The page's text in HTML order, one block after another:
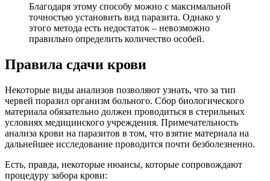
Благодаря этому способу можно с максимальной
точностью установить вид паразита. Однако у
этого метода есть недостаток – невозможно
правильно определить количество особей.
Правила сдачи крови
Некоторые виды анализов позволяют узнать, что за тип
червей поразил организм больного. Сбор биологического
материала обязательно должен проводиться в стерильных
условиях медицинского учреждения. Примечательность
анализа крови на паразитов в том, что взятие материала на
дальнейшее исследование проводится почти безболезненно.
Есть, правда, некоторые нюансы, которые сопровождают
процедуру забора крови: